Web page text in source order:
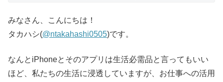
みなさん、こんにちは！
タカハシ(@ntakahashi0505)です。
なんとiPhoneとそのアプリは生活必需品と言ってもいい
ほど、私たちの生活に浸透していますが、お仕事への活用